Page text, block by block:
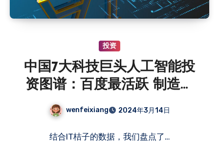
投资
中国7大科技巨头人工智能投
资图谱：百度最活跃 制造业
和生物医疗引领AI应用
wenfeixiang 2024年3月14日
结合IT桔子的数据，我们盘点了…